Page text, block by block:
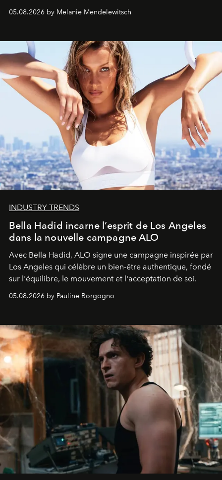
de vivre Romain dans toute son élégance intemporelle.
05.08.2026 by Melanie Mendelewitsch
INDUSTRY TRENDS
Bella Hadid incarne l’esprit de Los Angeles
dans la nouvelle campagne ALO
Avec Bella Hadid, ALO signe une campagne inspirée par
Los Angeles qui célèbre un bien-être authentique, fondé
sur l'équilibre, le mouvement et l'acceptation de soi.
05.08.2026 by Pauline Borgogno